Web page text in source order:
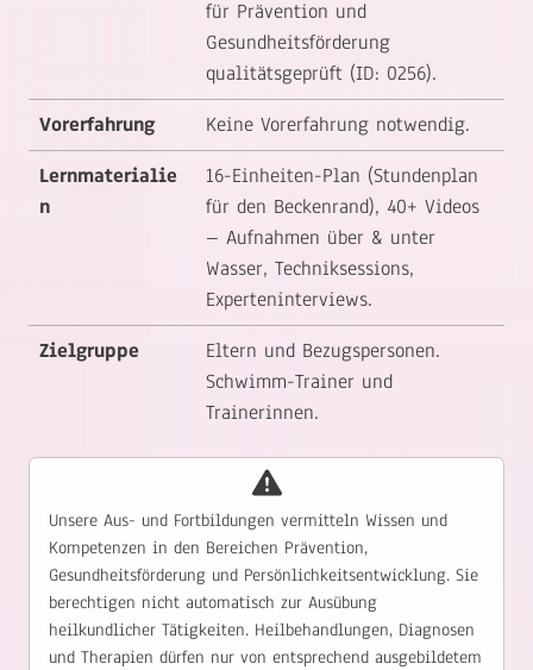
für Prävention und
Gesundheitsförderung
qualitätsgeprüft (ID: 0256).
Vorerfahrung
Keine Vorerfahrung notwendig.
Lernmaterialie
n
16-Einheiten-Plan (Stundenplan
für den Beckenrand), 40+ Videos
– Aufnahmen über & unter
Wasser, Techniksessions,
Experteninterviews.
Zielgruppe
Eltern und Bezugspersonen.
Schwimm-Trainer und
Trainerinnen.
Unsere Aus- und Fortbildungen vermitteln Wissen und
Kompetenzen in den Bereichen Prävention,
Gesundheitsförderung und Persönlichkeitsentwicklung. Sie
berechtigen nicht automatisch zur Ausübung
heilkundlicher Tätigkeiten. Heilbehandlungen, Diagnosen
und Therapien dürfen nur von entsprechend ausgebildetem